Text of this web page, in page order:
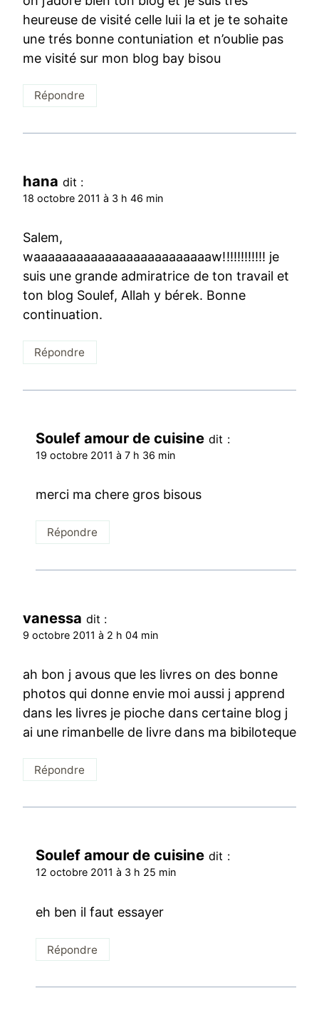
heureuse de visité celle luii la et je te sohaite
une trés bonne contuniation et n’oublie pas
me visité sur mon blog bay bisou
Répondre
hana dit :
18 octobre 2011 à 3 h 46 min
Salem,
waaaaaaaaaaaaaaaaaaaaaaaaaw!!!!!!!!!!!! je
suis une grande admiratrice de ton travail et
ton blog Soulef, Allah y bérek. Bonne
continuation.
Répondre
Soulef amour de cuisine dit :
19 octobre 2011 à 7 h 36 min
merci ma chere gros bisous
Répondre
vanessa dit :
9 octobre 2011 à 2 h 04 min
ah bon j avous que les livres on des bonne
photos qui donne envie moi aussi j apprend
dans les livres je pioche dans certaine blog j
ai une rimanbelle de livre dans ma bibiloteque
Répondre
Soulef amour de cuisine dit :
12 octobre 2011 à 3 h 25 min
eh ben il faut essayer
Répondre